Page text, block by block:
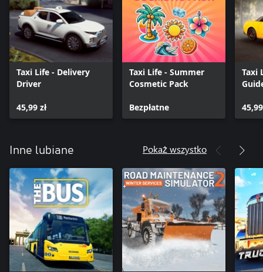
Taxi Life - Delivery
Driver
45,99 zł
Taxi Life - Summer
Cosmetic Pack
Bezpłatne
Taxi
Inne lubiane Pokaż wszystko